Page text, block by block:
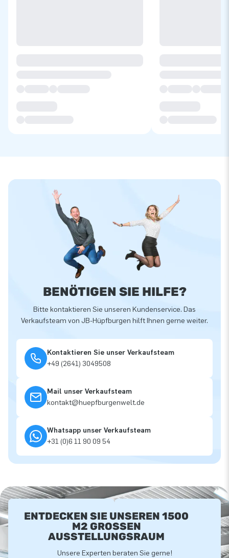
BENÖTIGEN SIE HILFE?
Bitte kontaktieren Sie unseren Kundenservice. Das
Verkaufsteam von JB-Hüpfburgen hilft Ihnen gerne weiter.
Kontaktieren Sie unser Verkaufsteam
+49 (2641) 3049508
Mail unser Verkaufsteam
kontakt@huepfburgenwelt.de
Whatsapp unser Verkaufsteam
+31 (0)6 11 90 09 54
ENTDECKEN SIE UNSEREN 1500
M2 GROSSEN A
USSTELLUNGSRAUM
Unsere Experten beraten Sie gerne!